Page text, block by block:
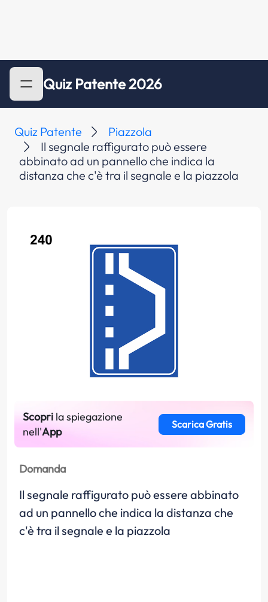
Quiz Patente 2026
Quiz Patente
Piazzola
Il segnale raffigurato può essere
abbinato ad un pannello che indica la
distanza che c'è tra il segnale e la piazzola
Scopri la spiegazione
nell'App
Scarica Gratis
Domanda
Il segnale raffigurato può essere abbinato
ad un pannello che indica la distanza che
c'è tra il segnale e la piazzola